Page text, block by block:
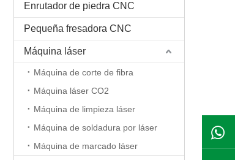
Enrutador de piedra CNC
Pequeña fresadora CNC
Máquina láser
Máquina de corte de fibra
Máquina láser CO2
Máquina de limpieza láser
Máquina de soldadura por láser
Máquina de marcado láser